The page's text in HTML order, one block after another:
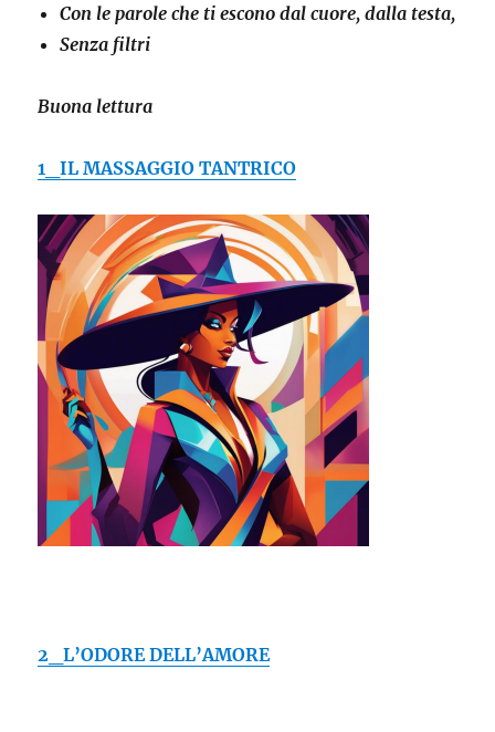
Con le parole che ti escono dal cuore, dalla testa,
Senza filtri
Buona lettura
1_IL MASSAGGIO TANTRICO
2_L’ODORE DELL’AMORE